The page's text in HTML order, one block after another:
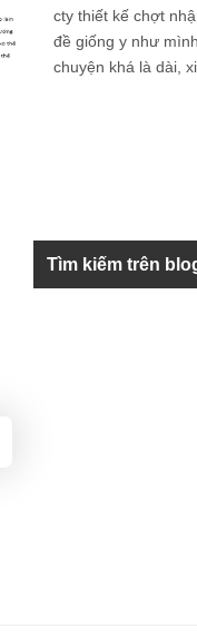
cty thiết kế chợt
đề giống y như
chuyện khá là dài,
Tìm kiếm trên